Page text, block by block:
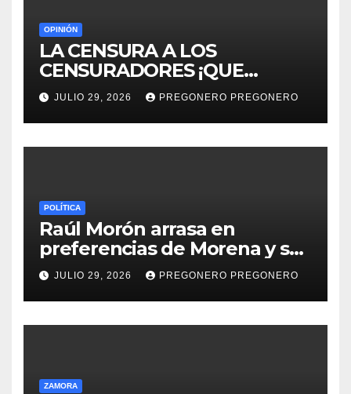
OPINIÓN
LA CENSURA A LOS
CENSURADORES ¡QUE
HORROR!
JULIO 29, 2026 PREGONERO PREGONERO
POLÍTICA
Raúl Morón arrasa en
preferencias de Morena y se
perfila hacia la gubernatura
de Michoacán en 2027
JULIO 29, 2026 PREGONERO PREGONERO
ZAMORA